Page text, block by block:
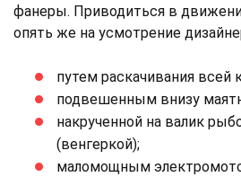
фанеры. Приводиться в
опять же на усмотрение
путем раскачивания всей
подвешенным внизу
накрученной на валик
(венгеркой);
маломощным